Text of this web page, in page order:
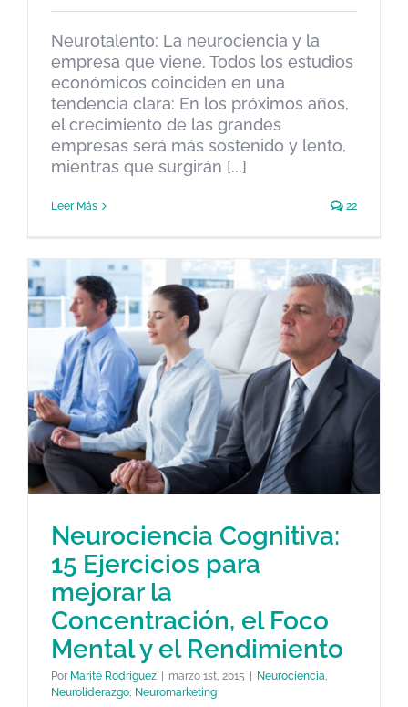
NEUROTALENTO CONSCIENTE:
LIDERAR, ENTRENAR y SOLTAR
para que el talento crezca.
Marite Rodriguez Neuroliderazgo neurotalento
Neurotalento: La neurociencia y la
empresa que viene. Todos los estudios
económicos coinciden en una
tendencia clara: En los próximos años,
el crecimiento de las grandes
empresas será más sostenido y lento,
mientras que surgirán [...]
Leer Más 22
Neurociencia Cognitiva: 15
Ejercicios para mejorar la
Concentración, el Foco Mental y
el Rendimiento
Neurociencia Neuroliderazgo Neuromarketing
Neurociencia Cognitiva:
15 Ejercicios para
mejorar la
Concentración, el Foco
Mental y el Rendimiento
Por Marité Rodriguez marzo 1st, 2015 Neurociencia,
Neuroliderazgo, Neuromarketing